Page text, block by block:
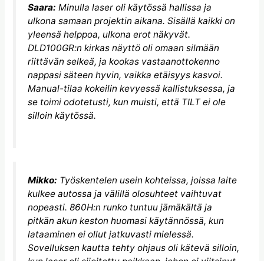
Saara: Minulla laser oli käytössä hallissa ja
ulkona samaan projektin aikana. Sisällä kaikki on
yleensä helppoa, ulkona erot näkyvät.
DLD100GR:n kirkas näyttö oli omaan silmään
riittävän selkeä, ja kookas vastaanottokenno
nappasi säteen hyvin, vaikka etäisyys kasvoi.
Manual-tilaa kokeilin kevyessä kallistuksessa, ja
se toimi odotetusti, kun muisti, että TILT ei ole
silloin käytössä.
Mikko: Työskentelen usein kohteissa, joissa laite
kulkee autossa ja välillä olosuhteet vaihtuvat
nopeasti. 860H:n runko tuntuu jämäkältä ja
pitkän akun keston huomasi käytännössä, kun
lataaminen ei ollut jatkuvasti mielessä.
Sovelluksen kautta tehty ohjaus oli kätevä silloin,